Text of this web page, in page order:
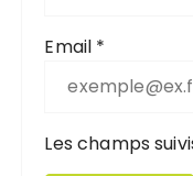
Email *
Les champs